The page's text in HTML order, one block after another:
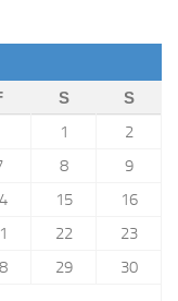
S S
1
2
8
9
15
16
22
23
29
30